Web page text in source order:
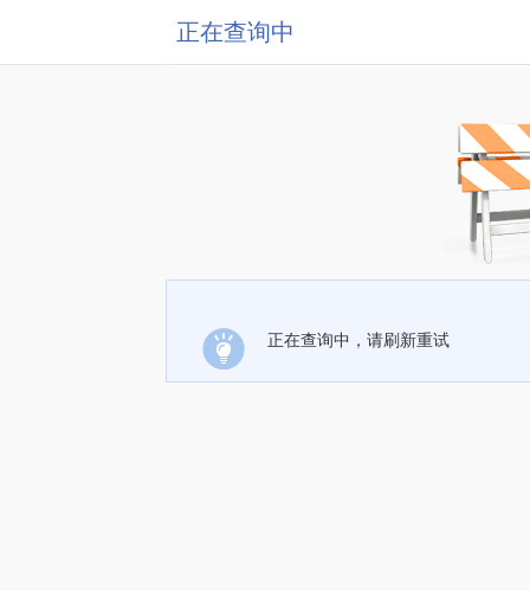
正在查询中
正在查询中，请刷新重试